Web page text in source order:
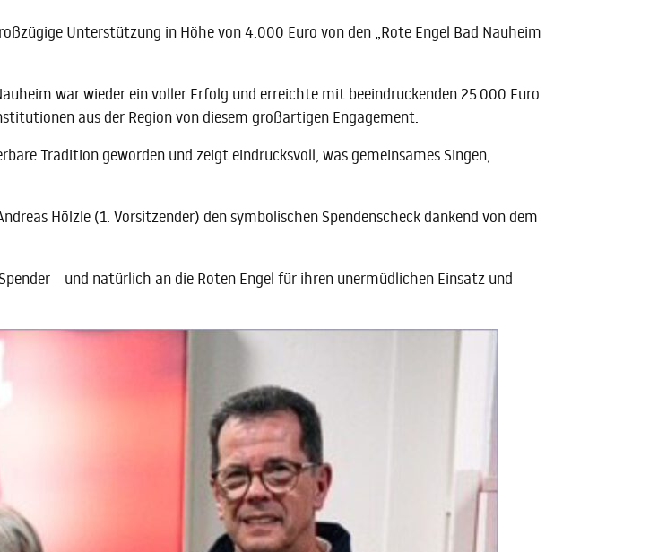
Unterstützung in Höhe von 4.000 Euro von den „Rote Engel Bad Nauheim
war wieder ein voller Erfolg und erreichte mit beeindruckenden 25.000 Euro
aus der Region von diesem großartigen Engagement.
Tradition geworden und zeigt eindrucksvoll, was gemeinsames Singen,
Hölzle (1. Vorsitzender) den symbolischen Spendenscheck dankend von dem
– und natürlich an die Roten Engel für ihren unermüdlichen Einsatz und